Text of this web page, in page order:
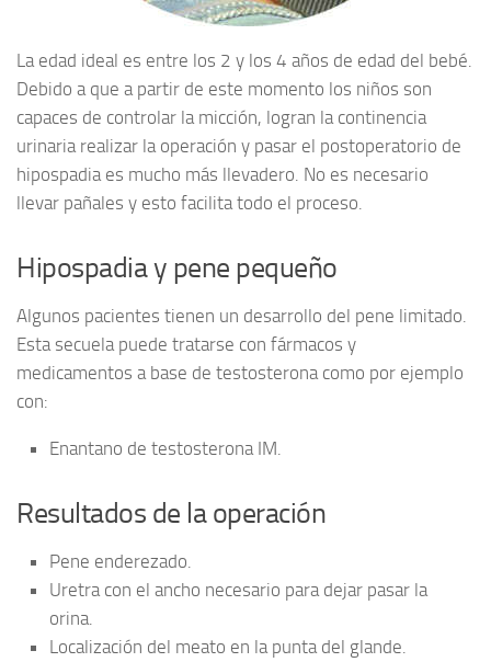
La edad ideal es entre los 2 y los 4 años de edad del bebé.
Debido a que a partir de este momento los niños son
capaces de controlar la micción, logran la continencia
urinaria realizar la operación y pasar el postoperatorio de
hipospadia es mucho más llevadero. No es necesario
llevar pañales y esto facilita todo el proceso.
Hipospadia y pene pequeño
Algunos pacientes tienen un desarrollo del pene limitado.
Esta secuela puede tratarse con fármacos y
medicamentos a base de testosterona como por ejemplo
con:
Enantano de testosterona IM.
Resultados de la operación
Pene enderezado.
Uretra con el ancho necesario para dejar pasar la
orina.
Localización del meato en la punta del glande.